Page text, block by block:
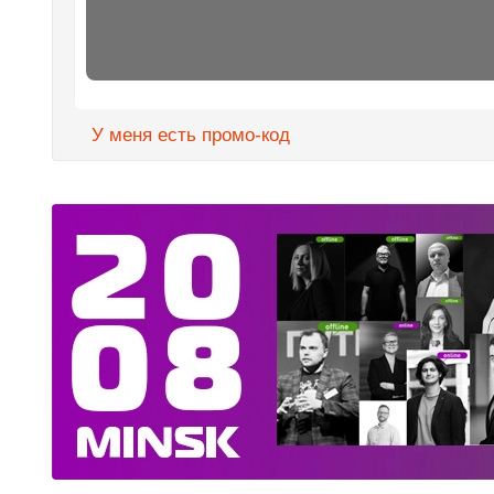
У меня есть промо-код